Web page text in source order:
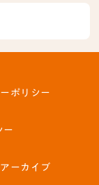
ポリシー
ー
アーカイブ